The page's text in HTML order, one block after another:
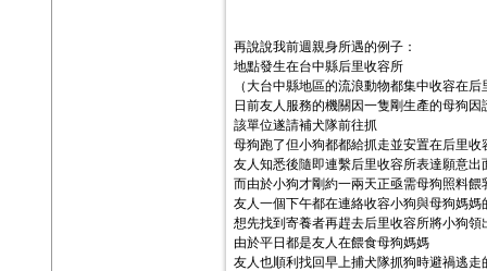
再說說我前週親身所遇的例子：
地點發生在台中縣后里收容所
（大台中縣地區的流浪動物都集中收容在
日前友人服務的機關因一隻剛生產的母狗
該單位遂請補犬隊前往抓
母狗跑了但小狗都都給抓走並安置在后里收
友人知悉後隨即連繫后里收容所表達願意出
而由於小狗才剛約一兩天正亟需母狗照料餵
友人一個下午都在連絡收容小狗與母狗媽媽
想先找到寄養者再趕去后里收容所將小狗領
由於平日都是友人在餵食母狗媽媽
友人也順利找回早上捕犬隊抓狗時避禍逃走